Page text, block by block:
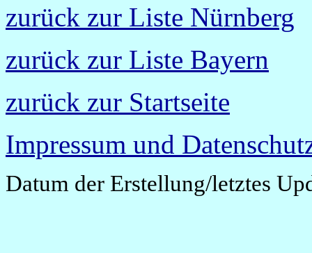
zurück zur Liste Nürnberg
zurück zur Liste Bayern
zurück zur Startseite
Impressum und
Datum der Erstellung/letztes